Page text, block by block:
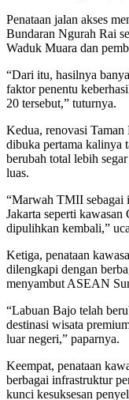
Penataan jalan akses
Bundaran Ngurah Rai
Waduk Muara dan
“Dari itu, hasilnya
faktor penentu
20 tersebut,” tuturnya.
Kedua, renovasi
dibuka pertama kalinya
berubah total lebih
luas.
“Marwah TMII sebagai
Jakarta seperti
dipulihkan kembali,”
Ketiga, penataan
dilengkapi dengan
menyambut ASEAN
“Labuan Bajo telah
destinasi wisata
luar negeri,” paparnya.
Keempat, penataan
berbagai infrastruktur
kunci kesuksesan